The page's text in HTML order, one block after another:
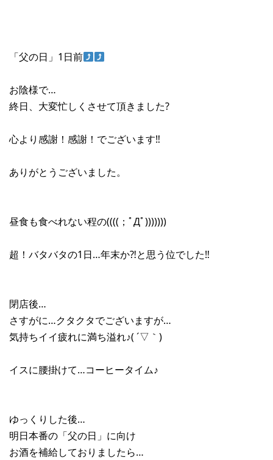
「父の日」1日前
お陰様で…
終日、大変忙しくさせて頂きました?
心より感謝！感謝！でございます‼︎
ありがとうございました。
昼食も食べれない程の((((；ﾟДﾟ)))))))
超！バタバタの1日…年末か⁈と思う位でした‼︎
閉店後…
さすがに…クタクタでございますが…
気持ちイイ疲れに満ち溢れ♪( ´▽｀)
イスに腰掛けて…コーヒータイム♪
ゆっくりした後…
明日本番の「父の日」に向け
お酒を補給しておりましたら…